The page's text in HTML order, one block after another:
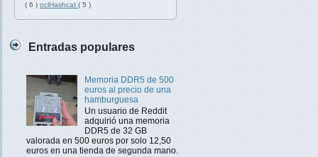
( 6 ) oclHashcat ( 5 )
Entradas populares
Memoria DDR5 de 500
euros al precio de una
hamburguesa
Un usuario de Reddit
adquirió una memoria
DDR5 de 32 GB
valorada en 500 euros por solo 12,50
euros en una tienda de segunda mano.